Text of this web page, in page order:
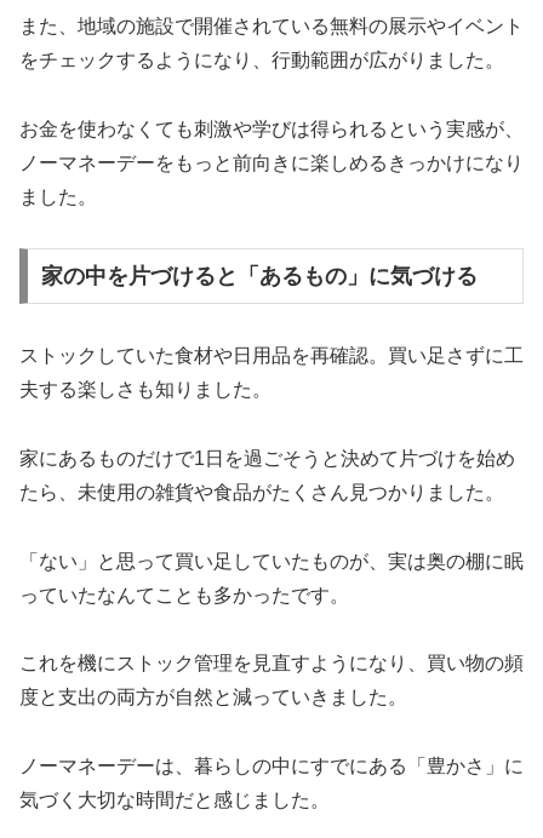
また、地域の施設で開催されている無料の展示やイベント
をチェックするようになり、行動範囲が広がりました。
お金を使わなくても刺激や学びは得られるという実感が、
ノーマネーデーをもっと前向きに楽しめるきっかけになり
ました。
家の中を片づけると「あるもの」に気づける
ストックしていた食材や日用品を再確認。買い足さずに工
夫する楽しさも知りました。
家にあるものだけで1日を過ごそうと決めて片づけを始め
たら、未使用の雑貨や食品がたくさん見つかりました。
「ない」と思って買い足していたものが、実は奥の棚に眠
っていたなんてことも多かったです。
これを機にストック管理を見直すようになり、買い物の頻
度と支出の両方が自然と減っていきました。
ノーマネーデーは、暮らしの中にすでにある「豊かさ」に
気づく大切な時間だと感じました。